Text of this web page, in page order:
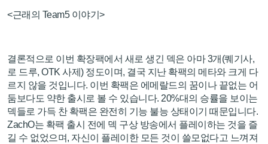
<근래의 Team5 이야기>
결론적으로 이번 확장팩에서 새로 생긴 덱은 아마 3개(퀘기사,
로 드루, OTK 사제) 정도이며, 결국 지난 확팩의 메타와 크게 다
르지 않을 것입니다. 이번 확팩은 에메랄드의 꿈이나 끝없는 어
둠보다도 약한 출시로 볼 수 있습니다. 20%대의 승률을 보이는
덱들로 가득 찬 확팩은 완전히 기능 불능 상태이기 때문입니다.
ZachO는 확팩 출시 전에 덱 구상 방송에서 플레이하는 것을 즐
길 수 없었으며, 자신이 플레이한 모든 것이 쓸모없다고 느껴져